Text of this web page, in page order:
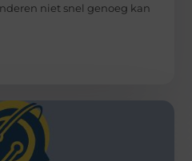
niet snel genoeg kan